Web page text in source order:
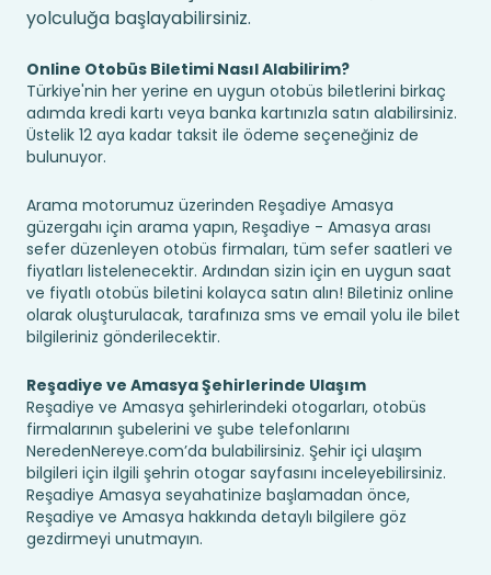
yolculuğa başlayabilirsiniz.
Online Otobüs Biletimi Nasıl Alabilirim?
Türkiye'nin her yerine en uygun otobüs biletlerini birkaç
adımda kredi kartı veya banka kartınızla satın alabilirsiniz.
Üstelik 12 aya kadar taksit ile ödeme seçeneğiniz de
bulunuyor.
Arama motorumuz üzerinden Reşadiye Amasya
güzergahı için arama yapın, Reşadiye - Amasya arası
sefer düzenleyen otobüs firmaları, tüm sefer saatleri ve
fiyatları listelenecektir. Ardından sizin için en uygun saat
ve fiyatlı otobüs biletini kolayca satın alın! Biletiniz online
olarak oluşturulacak, tarafınıza sms ve email yolu ile bilet
bilgileriniz gönderilecektir.
Reşadiye ve Amasya Şehirlerinde Ulaşım
Reşadiye ve Amasya şehirlerindeki otogarları, otobüs
firmalarının şubelerini ve şube telefonlarını
NeredenNereye.com’da bulabilirsiniz. Şehir içi ulaşım
bilgileri için ilgili şehrin otogar sayfasını inceleyebilirsiniz.
Reşadiye Amasya seyahatinize başlamadan önce,
Reşadiye ve Amasya hakkında detaylı bilgilere göz
gezdirmeyi unutmayın.